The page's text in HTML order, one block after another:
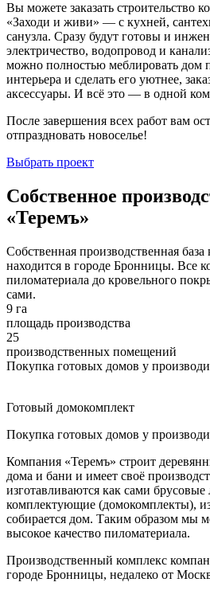
Вы можете заказать строительство
«Заходи и живи» — с кухней,
санузла. Сразу будут готовы и
электричество, водопровод и
можно полностью меблировать дом
интерьера и сделать его уютнее,
аксессуары. И всё это — в одной
После завершения всех работ вам
отпраздновать новоселье!
Выбрать проект
Собственное
«Теремъ»
Собственная производственная
находится в городе Бронницы. Все
пиломатериала до кровельного
сами.
9 га
площадь производства
25
производственных помещений
Покупка готовых домов у
Готовый домокомплект
Покупка готовых домов у
Компания «Теремъ» строит
дома и бани и имеет своё
изготавливаются как сами брусовые
комплектующие (домокомплекты),
собирается дом. Таким образом мы
высокое качество пиломатериала.
Производственный комплекс
городе Бронницы, недалеко от